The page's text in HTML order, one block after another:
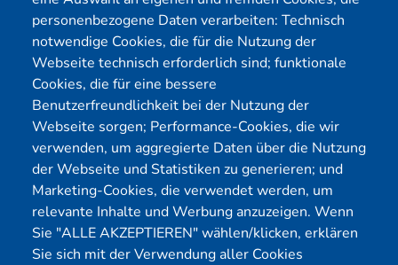
personenbezogene Daten verarbeiten: Technisch
notwendige Cookies, die für die Nutzung der
Webseite technisch erforderlich sind; funktionale
Cookies, die für eine bessere
Benutzerfreundlichkeit bei der Nutzung der
Webseite sorgen; Performance-Cookies, die wir
verwenden, um aggregierte Daten über die Nutzung
der Webseite und Statistiken zu generieren; und
Marketing-Cookies, die verwendet werden, um
relevante Inhalte und Werbung anzuzeigen. Wenn
Sie "ALLE AKZEPTIEREN" wählen/klicken, erklären
Sie sich mit der Verwendung aller Cookies
Telefon:0231 39814905
E-Mail:
info@yekta-it.de
(Mo.-Fr.9-17 Uhr)
Menü
Cybersecurity
Pentest Anbieter
Pentest Kosten Rechner
KMU CyberRisikoCheck
Förderungen
Kontakt
Blog
Karriere